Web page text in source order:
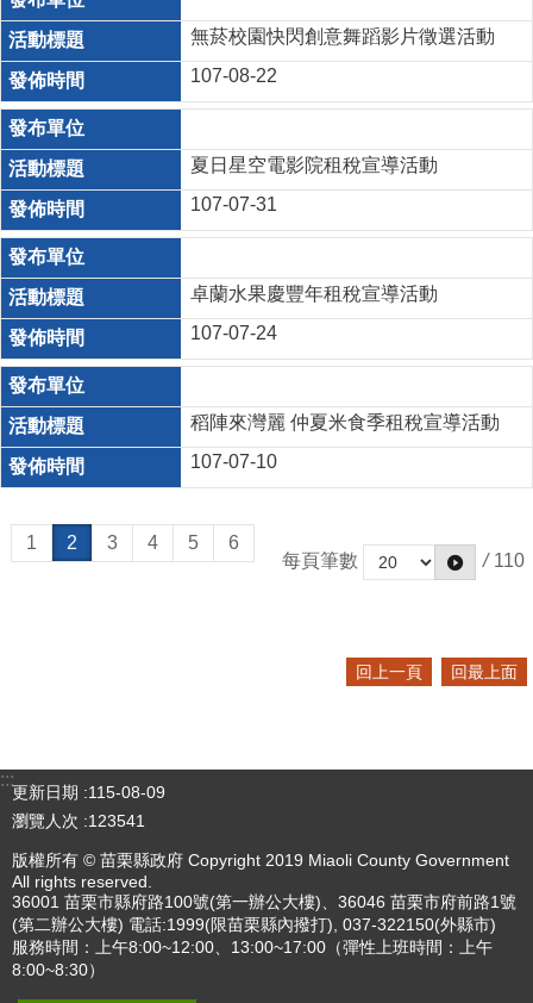
無菸校園快閃創意舞蹈影片徵選活動
107-08-22
夏日星空電影院租稅宣導活動
107-07-31
卓蘭水果慶豐年租稅宣導活動
107-07-24
稻陣來灣麗 仲夏米食季租稅宣導活動
107-07-10
1 2 3 4 5
6
每頁筆數
/ 110
回上一頁 回最上面
:::
更新日期
115-08-09
瀏覽人次
123541
版權所有 © 苗栗縣政府 Copyright 2019 Miaoli County Government
All rights reserved.
36001 苗栗市縣府路100號(第一辦公大樓)、36046 苗栗市府前路1號
(第二辦公大樓) 電話:1999(限苗栗縣內撥打), 037-322150(外縣市)
服務時間：上午8:00~12:00、13:00~17:00（彈性上班時間：上午
8:00~8:30）